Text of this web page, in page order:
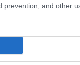
and other
felé tartó
később
volt-e a